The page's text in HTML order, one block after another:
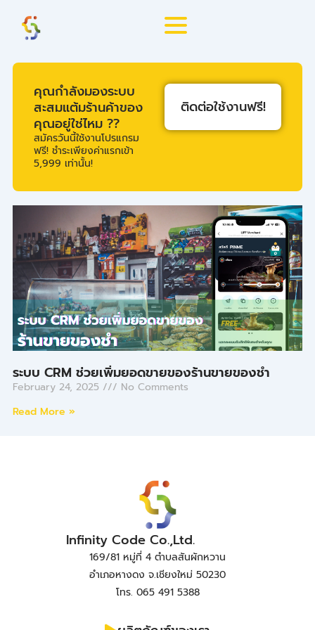
content
คุณกำลังมองระบบ
สะสมแต้มร้านค้าของ
คุณอยู่ใช่ไหม ??
สมัครวันนี้ใช้งานโปรแกรม
ฟรี! ชำระเพียงค่าแรกเข้า
5,999 เท่านั้น!
ติดต่อใช้งานฟรี!
ระบบ CRM ช่วยเพิ่มยอดขายของร้านขายของชำ
February 24, 2025
No Comments
Read More »
Infinity Code Co.,Ltd.
169/81 หมู่ที่ 4 ตำบลสันผักหวาน
อำเภอหางดง จ.เชียงใหม่ 50230
โทร. 065 491 5388